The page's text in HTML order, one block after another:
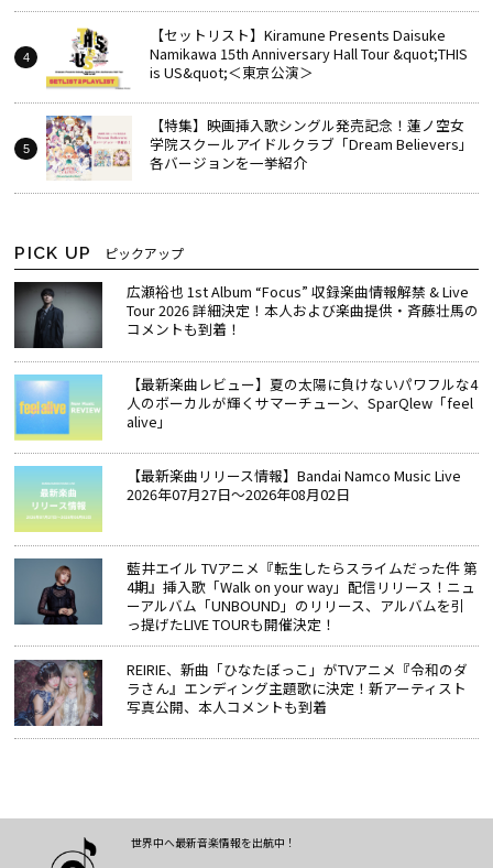
【セットリスト】Kiramune Presents Daisuke
Namikawa 15th Anniversary Hall Tour &quot;THIS
is US&quot;＜東京公演＞
【特集】映画挿入歌シングル発売記念！蓮ノ空女
学院スクールアイドルクラブ「Dream Believers」
各バージョンを一挙紹介
PICK UP ピックアップ
広瀬裕也 1st Album “Focus” 収録楽曲情報解禁 & Live
Tour 2026 詳細決定！本人および楽曲提供・斉藤壮馬の
コメントも到着！
【最新楽曲レビュー】夏の太陽に負けないパワフルな4
人のボーカルが輝くサマーチューン、SparQlew「feel
alive」
【最新楽曲リリース情報】Bandai Namco Music Live
2026年07月27日～2026年08月02日
藍井エイル TVアニメ『転生したらスライムだった件 第
4期』挿入歌「Walk on your way」配信リリース！ニュ
ーアルバム「UNBOUND」のリリース、アルバムを引
っ提げたLIVE TOURも開催決定！
REIRIE、新曲「ひなたぼっこ」がTVアニメ『令和のダ
ラさん』エンディング主題歌に決定！新アーティスト
写真公開、本人コメントも到着
世界中へ最新音楽情報を出航中！